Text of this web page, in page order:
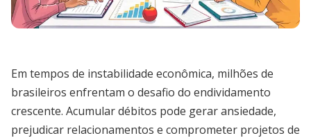
Em tempos de instabilidade econômica, milhões de
brasileiros enfrentam o desafio do endividamento
crescente. Acumular débitos pode gerar ansiedade,
prejudicar relacionamentos e comprometer projetos de